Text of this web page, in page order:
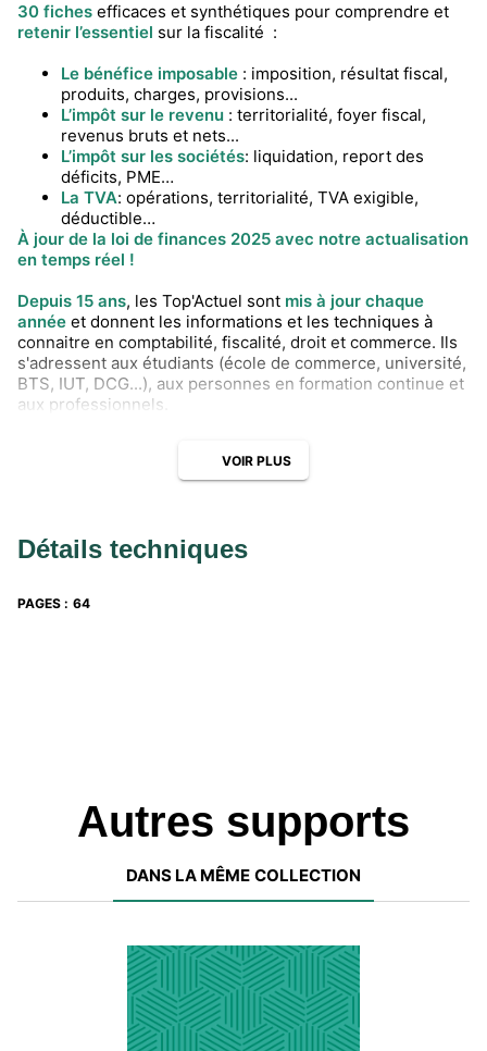
30 fiches efficaces et synthétiques pour comprendre et
retenir l’essentiel sur la fiscalité :
Le bénéfice imposable : imposition, résultat fiscal,
produits, charges, provisions...
L’impôt sur le revenu : territorialité, foyer fiscal,
revenus bruts et nets...
L’impôt sur les sociétés: liquidation, report des
déficits, PME…
La TVA: opérations, territorialité, TVA exigible,
déductible…
À jour de la loi de finances 2025 avec notre actualisation
en temps réel !
Depuis 15 ans, les Top'Actuel sont mis à jour chaque
année et donnent les informations et les techniques à
connaitre en comptabilité, fiscalité, droit et commerce. Ils
s'adressent aux étudiants (école de commerce, université,
BTS, IUT, DCG...), aux personnes en formation continue et
aux professionnels.
VOIR PLUS
Détails techniques
PAGES : 64
Autres supports
DANS LA MÊME COLLECTION